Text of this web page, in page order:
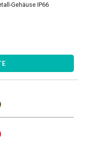
Gehäuse IP66